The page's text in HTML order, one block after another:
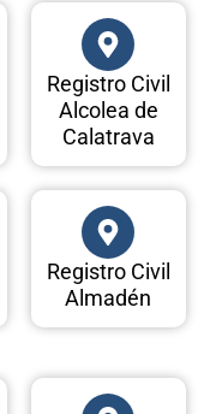
Registro Civil
Alcolea de
Calatrava
Registro Civil
Almadén